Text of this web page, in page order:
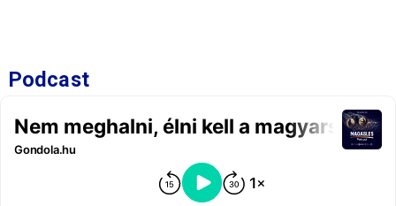
Podcast